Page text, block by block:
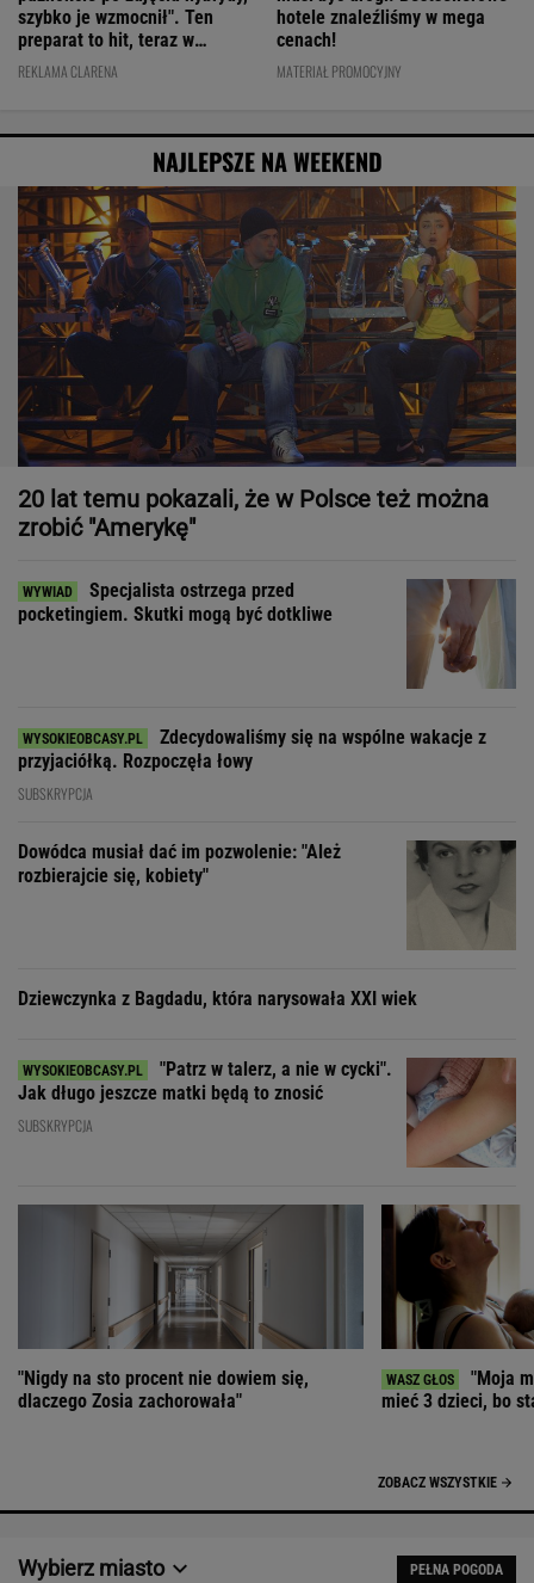
szybko je wzmocnił". Ten
preparat to hit, teraz w
świetnej cenie
REKLAMA CLARENA
hotele znaleźliśmy w mega
cenach!
MATERIAŁ PROMOCYJNY
NAJLEPSZE NA WEEKEND
20 lat temu pokazali, że w Polsce też można
zrobić "Amerykę"
Specjalista ostrzega przed
pocketingiem. Skutki mogą być dotkliwe
Zdecydowaliśmy się na wspólne wakacje z
przyjaciółką. Rozpoczęła łowy
SUBSKRYPCJA
Dowódca musiał dać im pozwolenie: "Ależ
rozbierajcie się, kobiety"
Dziewczynka z Bagdadu, która narysowała XXI wiek
"Patrz w talerz, a nie w cycki".
Jak długo jeszcze matki będą to znosić
SUBSKRYPCJA
"Nigdy na sto procent nie dowiem się,
dlaczego Zosia zachorowała"
"Moja
mieć 3 dzieci, bo
ZOBACZ WSZYSTKIE
Wybierz miasto PEŁNA POGODA